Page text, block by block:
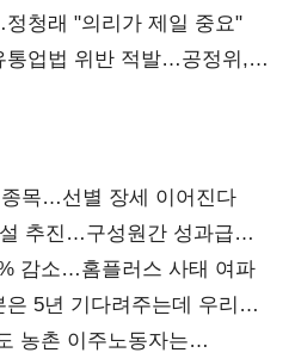
청래 "의리가 제일 중요"
통업법 위반 적발…공정위,
목…선별 장세 이어진다
추진…구성원간 성과급
감소…홈플러스 사태 여파
5년 기다려주는데 우리는
족한 코스닥 구하기
농촌 이주노동자는